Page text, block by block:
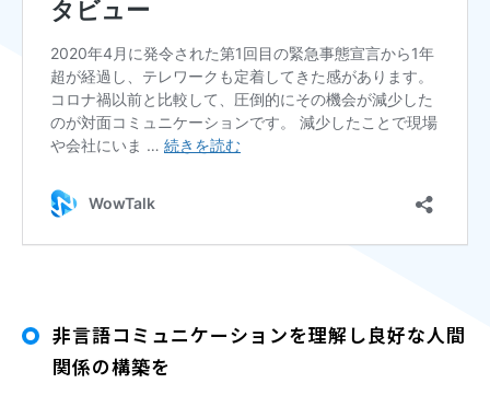
非言語コミュニケーションを理解し良好な人間
関係の構築を